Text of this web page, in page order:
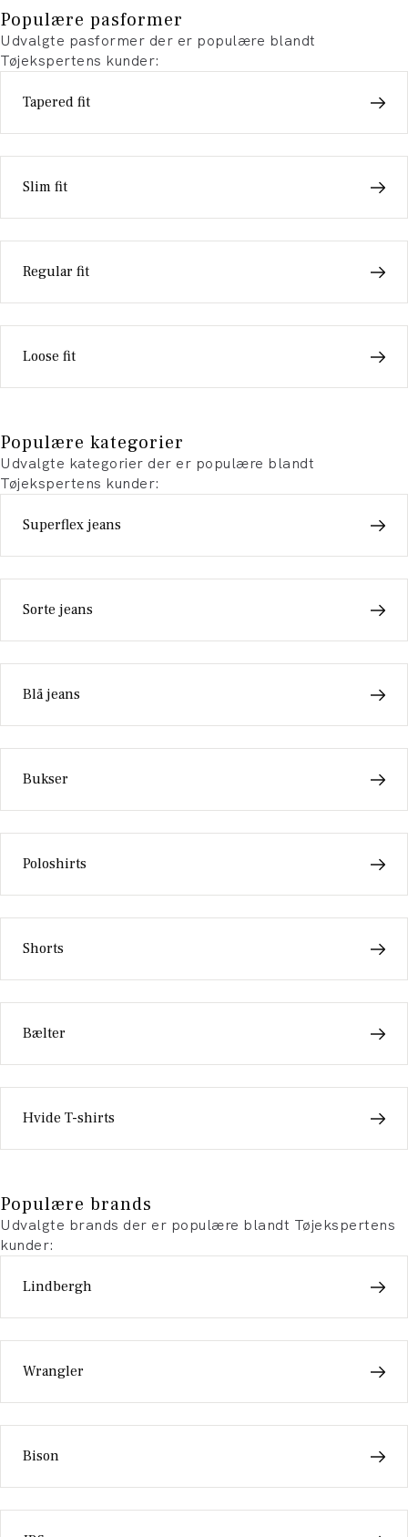
Populære pasformer
Udvalgte pasformer der er populære blandt
Tøjekspertens kunder:
Tapered fit
Slim fit
Regular fit
Loose fit
Populære kategorier
Udvalgte kategorier der er populære blandt
Tøjekspertens kunder:
Superflex jeans
Sorte jeans
Blå jeans
Bukser
Poloshirts
Shorts
Bælter
Hvide T-shirts
Populære brands
Udvalgte brands der er populære blandt Tøjekspertens
kunder:
Lindbergh
Wrangler
Bison